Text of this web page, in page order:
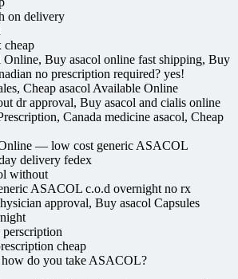
on delivery
cheap
Online, Buy asacol online fast shipping, Buy
no prescription required? yes!
Cheap asacol Available Online
dr approval, Buy asacol and cialis online
Canada medicine asacol, Cheap
— low cost generic ASACOL
delivery fedex
without
ASACOL c.o.d overnight no rx
approval, Buy asacol Capsules
cheap
do you take ASACOL?